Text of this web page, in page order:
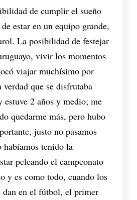
de cumplir el sueño
estar en un equipo grande,
La posibilidad de festejar
vivir los momentos
viajar muchísimo por
que se disfrutaba
estuve 2 años y medio; me
quedarme más, pero hubo
justo no pasamos
habíamos tenido la
peleando el campeonato
y es como todo, cuando los
dan en el fútbol, el primer